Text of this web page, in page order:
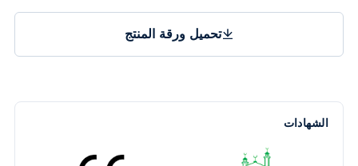
تحميل ورقة المنتج
الشهادات